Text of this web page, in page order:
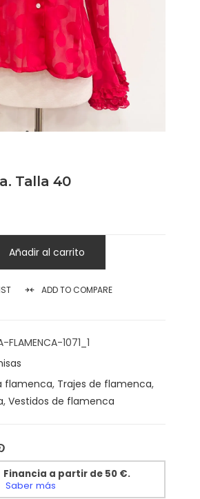
Talla 40
Añadir al carrito
ADD TO COMPARE
FLAMENCA-1071_1
flamenca, Trajes de flamenca,
, Vestidos de flamenca